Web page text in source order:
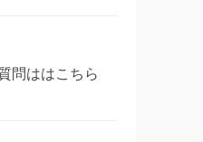
問ははこちら